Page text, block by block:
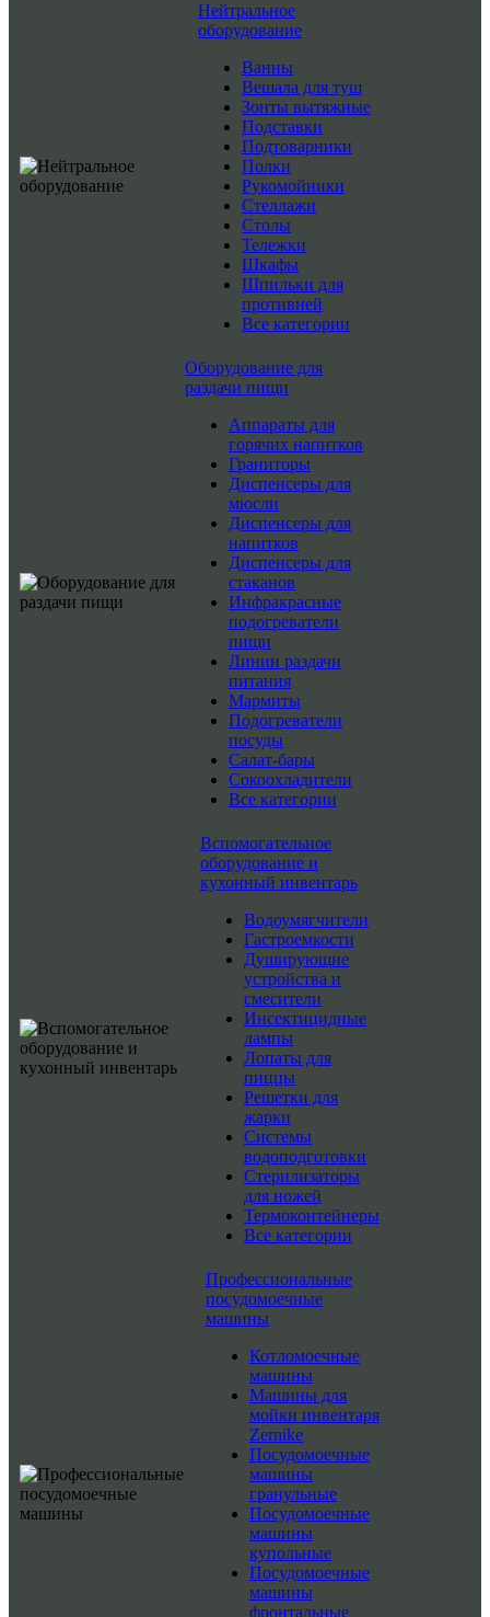
Нейтральное
оборудование
Ванны
Вешала для туш
Зонты вытяжные
Подставки
Подтоварники
Полки
Рукомойники
Стеллажи
Столы
Тележки
Шкафы
Шпильки для
противней
Все категории
Оборудование для
раздачи пищи
Аппараты для
горячих напитков
Граниторы
Диспенсеры для
мюсли
Диспенсеры для
напитков
Диспенсеры для
стаканов
Инфракрасные
подогреватели
пищи
Линии раздачи
питания
Мармиты
Подогреватели
посуды
Салат-бары
Сокоохладители
Все категории
Вспомогательное
оборудование и
кухонный инвентарь
Водоумягчители
Гастроемкости
Душирующие
устройства и
смесители
Инсектицидные
лампы
Лопаты для
пиццы
Решетки для
жарки
Системы
водоподготовки
Стерилизаторы
для ножей
Термоконтейнеры
Все категории
Профессиональные
посудомоечные
машины
Котломоечные
машины
Машины для
мойки инвентаря
Zernike
Посудомоечные
машины
гранульные
Посудомоечные
машины
купольные
Посудомоечные
машины
фронтальные